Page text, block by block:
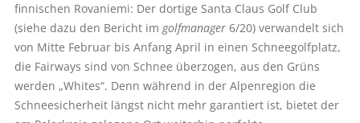
finnischen Rovaniemi: Der dortige Santa Claus Golf Club
(siehe dazu den Bericht im golfmanager6/20) verwandelt sich
von Mitte Februar bis Anfang April in einen Schneegolfplatz,
die Fairways sind von Schnee überzogen, aus den Grüns
werden „Whites“. Denn während in der Alpenregion die
Schneesicherheit längst nicht mehr garantiert ist, bietet der